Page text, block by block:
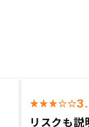
リスクも